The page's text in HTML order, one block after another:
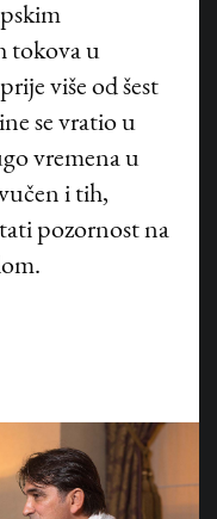
tokova u
više od šest
se vratio u
vremena u
i tih,
pozornost na